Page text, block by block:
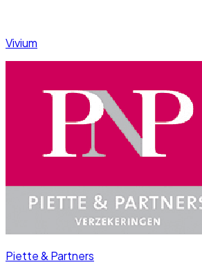
Vivium
Piette & Partners